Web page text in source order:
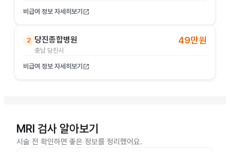
비급여 정보 자세히보기 open_in_new
2 당진종합병원
충남 당진시
49만원
비급여 정보 자세히보기 open_in_new
MRI 검사 알아보기
시술 전 확인하면 좋은 정보를 정리했어요.